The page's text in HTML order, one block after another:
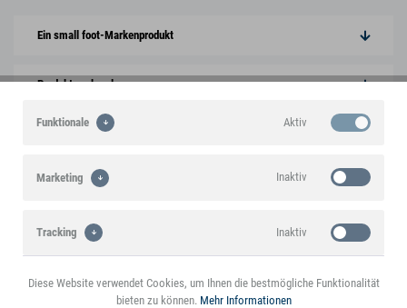
Ein small foot-Markenprodukt
Produktmerkmale
Produktinformationen
interessiert sein
Funktionale Aktiv
Marketing Inaktiv
Tracking Inaktiv
Personalisierung Inaktiv
Diese Website verwendet Cookies, um Ihnen die bestmögliche Funktionalität
bieten zu können. Mehr Informationen